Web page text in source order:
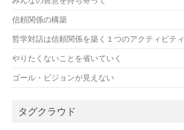
信頼関係の構築
哲学対話は信頼関係を築く１つのアクティビティ
やりたくないことを省いていく
ゴール・ビジョンが見えない
タグクラウド